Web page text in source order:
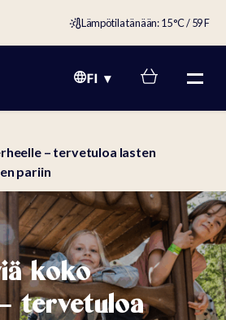
Lämpötila tänään: 15 °C / 59 F
FI
– tervetuloa lasten
pariin
koko
tervetuloa